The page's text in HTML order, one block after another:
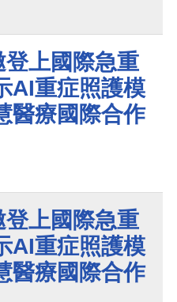
上國際急重
AI重症照護模
醫療國際合作
上國際急重
AI重症照護模
醫療國際合作